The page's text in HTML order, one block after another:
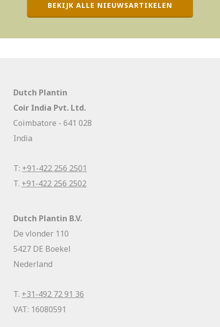
BEKIJK ALLE NIEUWSARTIKELEN
Dutch Plantin
Coir India Pvt. Ltd.
Coimbatore - 641 028
India
T: +91-422 256 2501
T. +91-422 256 2502
Dutch Plantin B.V.
De vlonder 110
5427 DE Boekel
Nederland
T. +31-492 72 91 36
VAT: 16080591